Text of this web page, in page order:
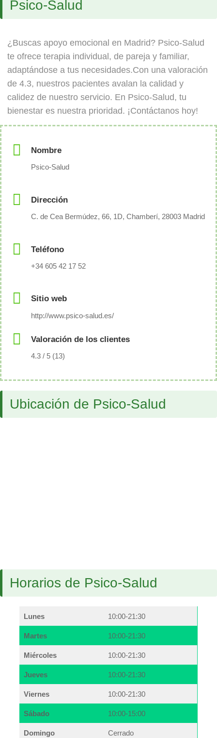
Psico-Salud
¿Buscas apoyo emocional en Madrid? Psico-Salud
te ofrece terapia individual, de pareja y familiar,
adaptándose a tus necesidades.Con una valoración
de 4.3, nuestros pacientes avalan la calidad y
calidez de nuestro servicio. En Psico-Salud, tu
bienestar es nuestra prioridad. ¡Contáctanos hoy!
Nombre
Psico-Salud
Dirección
C. de Cea Bermúdez, 66, 1D, Chamberí, 28003 Madrid
Teléfono
+34 605 42 17 52
Sitio web
http://www.psico-salud.es/
Valoración de los clientes
4.3 / 5 (13)
Ubicación de Psico-Salud
Horarios de Psico-Salud
Lunes 10:00-21:30
Martes 10:00-21:30
Miércoles 10:00-21:30
Jueves 10:00-21:30
Viernes 10:00-21:30
Sábado 10:00-15:00
Domingo Cerrado